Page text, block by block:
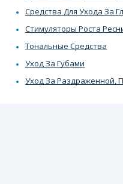
Средства Для Ухода За
Стимуляторы Роста
Тональные Средства
Уход За Губами
Уход За Раздраженной,